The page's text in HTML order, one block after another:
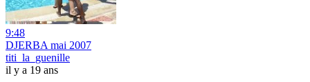
9:48
DJERBA mai 2007
titi_la_guenille
il y a 19 ans